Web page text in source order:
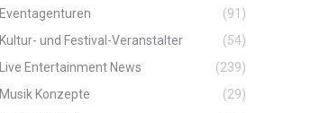
Eventagenturen
(91)
Kultur- und Festival-Veranstalter
(54)
Live Entertainment News
(239)
Musik Konzepte
(29)